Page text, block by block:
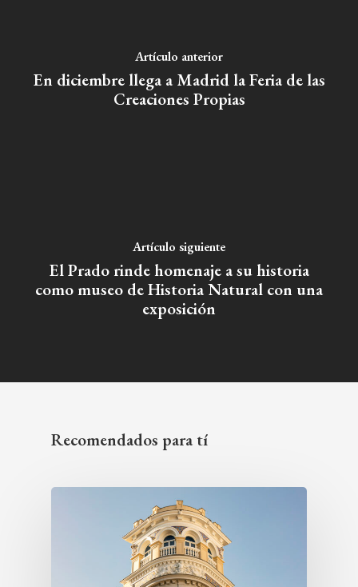
Artículo anterior
En diciembre llega a Madrid la Feria de las
Creaciones Propias
Artículo siguiente
El Prado rinde homenaje a su historia
como museo de Historia Natural con una
exposición
Recomendados para tí